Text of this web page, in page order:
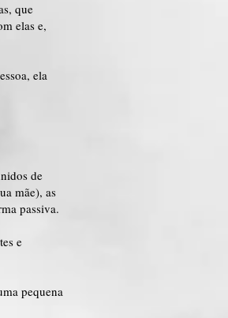
que
elas e,
ela
de
mãe), as
passiva.
e
pequena